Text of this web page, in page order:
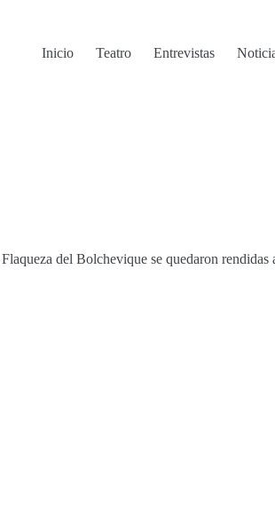
Inicio
Teatro Entrevistas
del Bolchevique se quedaron rendidas